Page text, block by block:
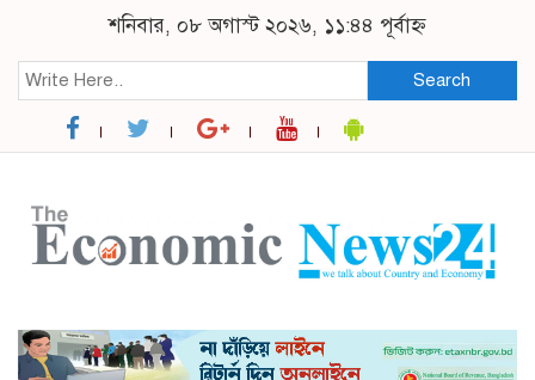
শনিবার, ০৮ অগাস্ট ২০২৬, ১১:৪৪ পূর্বাহ্ন
Search